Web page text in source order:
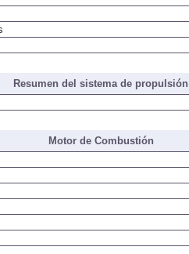
Resumen del sistema de propulsión
Motor de Combustión